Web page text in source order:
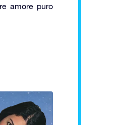
amore puro